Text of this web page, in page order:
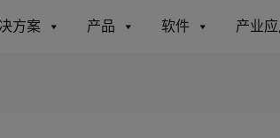
方案 产品 软件 产业应